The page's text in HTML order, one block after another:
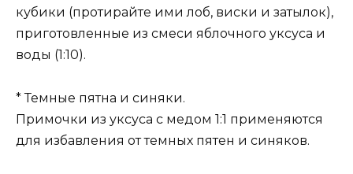
кубики (протирайте ими лоб, виски и затылок),
приготовленные из смеси яблочного уксуса и
воды (1:10).
* Темные пятна и синяки.
Примочки из уксуса с медом 1:1 применяются
для избавления от темных пятен и синяков.